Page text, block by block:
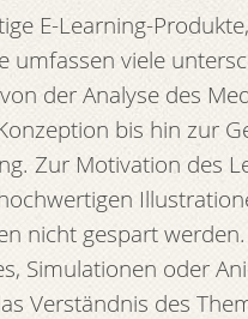
E-Learning-
umfassen viele
der Analyse des
bis hin zur
Zur Motivation des
nicht gespart
Simulationen oder
Verständnis des